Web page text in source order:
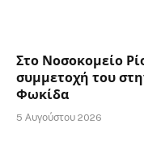
Στο Νοσοκομείο
συμμετοχή του
Φωκίδα
5 Αυγούστου 2026